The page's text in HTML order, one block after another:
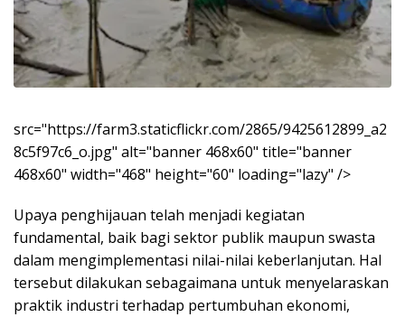
src="https://farm3.staticflickr.com/2865/9425612899_a2
8c5f97c6_o.jpg" alt="banner 468x60" title="banner
468x60" width="468" height="60" loading="lazy" />
Upaya penghijauan telah menjadi kegiatan
fundamental, baik bagi sektor publik maupun swasta
dalam mengimplementasi nilai-nilai keberlanjutan. Hal
tersebut dilakukan sebagaimana untuk menyelaraskan
praktik industri terhadap pertumbuhan ekonomi,